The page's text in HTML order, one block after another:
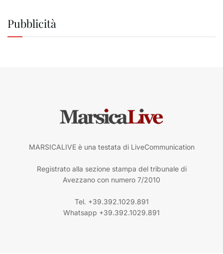
Pubblicità
MARSICALIVE è una testata di LiveCommunication
Registrato alla sezione stampa del tribunale di
Avezzano con numero 7/2010
Tel. +39.392.1029.891
Whatsapp +39.392.1029.891